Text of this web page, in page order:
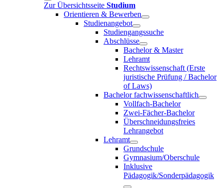
Zur Übersichtsseite Studium
Orientieren & Bewerben
Studienangebot
Studiengangssuche
Abschlüsse
Bachelor & Master
Lehramt
Rechtswissenschaft (Erste
juristische Prüfung / Bachelor
of Laws)
Bachelor fachwissenschaftlich
Vollfach-Bachelor
Zwei-Fächer-Bachelor
Überschneidungsfreies
Lehrangebot
Lehramt
Grundschule
Gymnasium/Oberschule
Inklusive
Pädagogik/Sonderpädagogik